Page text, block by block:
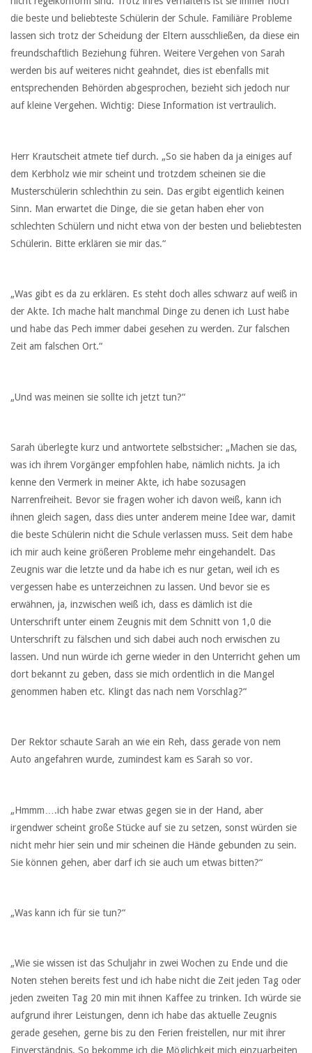
die beste und beliebteste Schülerin der Schule. Familiäre Probleme
lassen sich trotz der Scheidung der Eltern ausschließen, da diese ein
freundschaftlich Beziehung führen. Weitere Vergehen von Sarah
werden bis auf weiteres nicht geahndet, dies ist ebenfalls mit
entsprechenden Behörden abgesprochen, bezieht sich jedoch nur
auf kleine Vergehen. Wichtig: Diese Information ist vertraulich.
Herr Krautscheit atmete tief durch. „So sie haben da ja einiges auf
dem Kerbholz wie mir scheint und trotzdem scheinen sie die
Musterschülerin schlechthin zu sein. Das ergibt eigentlich keinen
Sinn. Man erwartet die Dinge, die sie getan haben eher von
schlechten Schülern und nicht etwa von der besten und beliebtesten
Schülerin. Bitte erklären sie mir das.“
„Was gibt es da zu erklären. Es steht doch alles schwarz auf weiß in
der Akte. Ich mache halt manchmal Dinge zu denen ich Lust habe
und habe das Pech immer dabei gesehen zu werden. Zur falschen
Zeit am falschen Ort.“
„Und was meinen sie sollte ich jetzt tun?“
Sarah überlegte kurz und antwortete selbstsicher: „Machen sie das,
was ich ihrem Vorgänger empfohlen habe, nämlich nichts. Ja ich
kenne den Vermerk in meiner Akte, ich habe sozusagen
Narrenfreiheit. Bevor sie fragen woher ich davon weiß, kann ich
ihnen gleich sagen, dass dies unter anderem meine Idee war, damit
die beste Schülerin nicht die Schule verlassen muss. Seit dem habe
ich mir auch keine größeren Probleme mehr eingehandelt. Das
Zeugnis war die letzte und da habe ich es nur getan, weil ich es
vergessen habe es unterzeichnen zu lassen. Und bevor sie es
erwähnen, ja, inzwischen weiß ich, dass es dämlich ist die
Unterschrift unter einem Zeugnis mit dem Schnitt von 1,0 die
Unterschrift zu fälschen und sich dabei auch noch erwischen zu
lassen. Und nun würde ich gerne wieder in den Unterricht gehen um
dort bekannt zu geben, dass sie mich ordentlich in die Mangel
genommen haben etc. Klingt das nach nem Vorschlag?“
Der Rektor schaute Sarah an wie ein Reh, dass gerade von nem
Auto angefahren wurde, zumindest kam es Sarah so vor.
„Hmmm….ich habe zwar etwas gegen sie in der Hand, aber
irgendwer scheint große Stücke auf sie zu setzen, sonst würden sie
nicht mehr hier sein und mir scheinen die Hände gebunden zu sein.
Sie können gehen, aber darf ich sie auch um etwas bitten?“
„Was kann ich für sie tun?“
„Wie sie wissen ist das Schuljahr in zwei Wochen zu Ende und die
Noten stehen bereits fest und ich habe nicht die Zeit jeden Tag oder
jeden zweiten Tag 20 min mit ihnen Kaffee zu trinken. Ich würde sie
aufgrund ihrer Leistungen, denn ich habe das aktuelle Zeugnis
gerade gesehen, gerne bis zu den Ferien freistellen, nur mit ihrer
Einverständnis. So bekomme ich die Möglichkeit mich einzuarbeiten